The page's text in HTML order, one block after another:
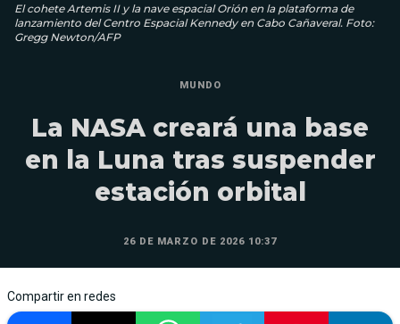
El cohete Artemis II y la nave espacial Orión en la plataforma de
lanzamiento del Centro Espacial Kennedy en Cabo Cañaveral. Foto:
Gregg Newton/AFP
MUNDO
La NASA creará una base
en la Luna tras suspender
estación orbital
26 DE MARZO DE 2026 10:37
Compartir en redes